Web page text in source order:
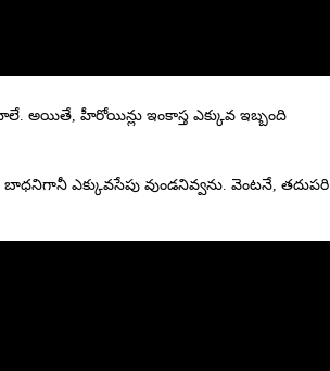
అయితే, హీరోయిన్లు ఇంకాస్త ఎక్కువ ఇబ్బంది
ఎక్కువసేపు వుండనివ్వను. వెంటనే, తదుపరి